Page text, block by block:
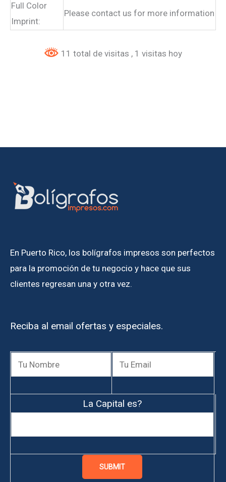
Full Color
Imprint:
Please contact us for more information
11 total de visitas , 1 visitas hoy
En Puerto Rico, los bolígrafos impresos son perfectos
para la promoción de tu negocio y hace que sus
clientes regresan una y otra vez.
Reciba al email ofertas y especiales.
La Capital es?